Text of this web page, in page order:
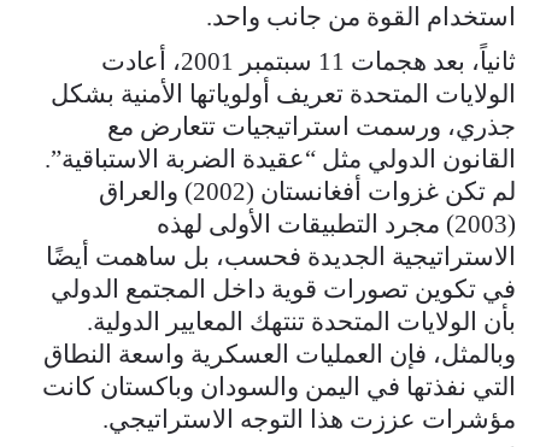
استخدام القوة من جانب واحد.
ثانياً، بعد هجمات 11 سبتمبر 2001، أعادت
الولايات المتحدة تعريف أولوياتها الأمنية بشكل
جذري، ورسمت استراتيجيات تتعارض مع
القانون الدولي مثل “عقيدة الضربة الاستباقية”.
لم تكن غزوات أفغانستان (2002) والعراق
(2003) مجرد التطبيقات الأولى لهذه
الاستراتيجية الجديدة فحسب، بل ساهمت أيضًا
في تكوين تصورات قوية داخل المجتمع الدولي
بأن الولايات المتحدة تنتهك المعايير الدولية.
وبالمثل، فإن العمليات العسكرية واسعة النطاق
التي نفذتها في اليمن والسودان وباكستان كانت
مؤشرات عززت هذا التوجه الاستراتيجي.